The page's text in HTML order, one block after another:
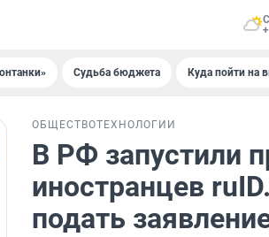
Судьба бюджета Куда пойти на
ОБЩЕСТВОТЕХНОЛОГИИ
В РФ запустили
иностранцев
подать